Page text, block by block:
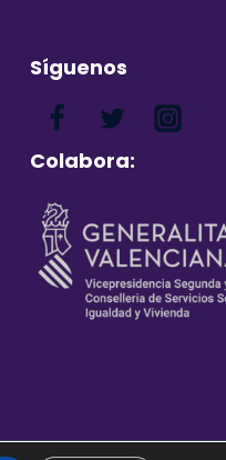
Síguenos
Colabora: